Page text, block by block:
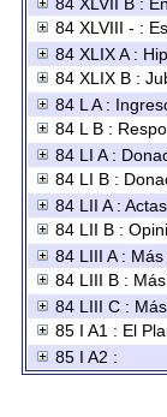
84 XLVIII - :
84 XLIX A :
84 XLIX B :
84 L A :
84 L B :
84 LI A :
84 LI B :
84 LII A :
84 LII B :
84 LIII A :
84 LIII B :
84 LIII C :
85 I A1 : El
85 I A2 :